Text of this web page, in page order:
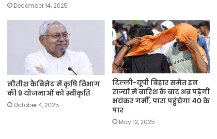
December 14, 2025
नीतीश कैबिनेट में कृषि विभाग
की 9 योजनाओं को स्वीकृति
October 4, 2025
दिल्ली-यूपी बिहार समेत इन
राज्यों में बारिश के बाद अब पड़ेगी
भयंकर गर्मी, पारा पहुंचेगा 40 के
पार
May 12, 2025